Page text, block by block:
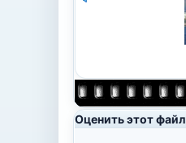
Оценить этот файл